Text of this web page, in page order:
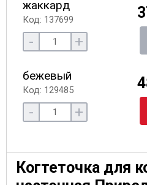
жаккард
Код: 137699
- +
бежевый
Код: 129485
- +
Когтеточка для